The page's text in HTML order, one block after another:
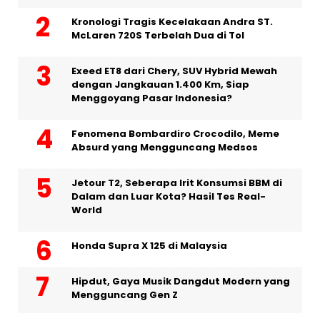
Kronologi Tragis Kecelakaan Andra ST.
McLaren 720S Terbelah Dua di Tol
Exeed ET8 dari Chery, SUV Hybrid Mewah
dengan Jangkauan 1.400 Km, Siap
Menggoyang Pasar Indonesia?
Fenomena Bombardiro Crocodilo, Meme
Absurd yang Mengguncang Medsos
Jetour T2, Seberapa Irit Konsumsi BBM di
Dalam dan Luar Kota? Hasil Tes Real-
World
Honda Supra X 125 di Malaysia
Hipdut, Gaya Musik Dangdut Modern yang
Mengguncang Gen Z